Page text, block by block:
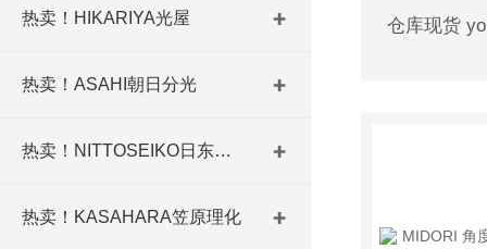
热卖！HIKARIYA光屋
热卖！ASAHI朝日分光
热卖！NITTOSEIKO日东精工
热卖！KASAHARA笠原理化